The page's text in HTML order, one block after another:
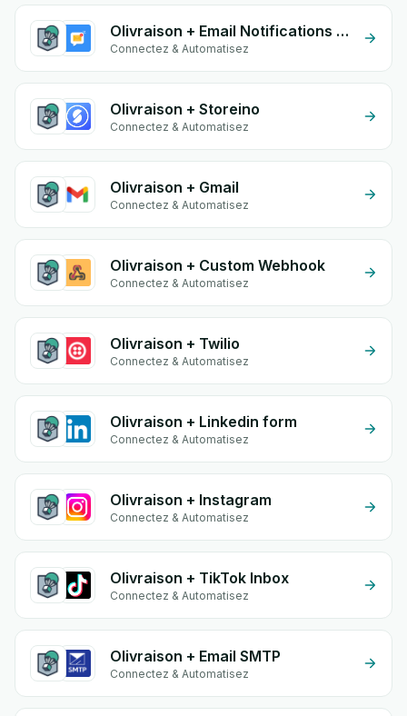
Olivraison + Email Notifications by eGrow
Connectez & Automatisez
Olivraison + Storeino
Connectez & Automatisez
Olivraison + Gmail
Connectez & Automatisez
Olivraison + Custom Webhook
Connectez & Automatisez
Olivraison + Twilio
Connectez & Automatisez
Olivraison + Linkedin form
Connectez & Automatisez
Olivraison + Instagram
Connectez & Automatisez
Olivraison + TikTok Inbox
Connectez & Automatisez
Olivraison + Email SMTP
Connectez & Automatisez